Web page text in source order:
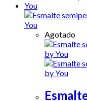
Agotado